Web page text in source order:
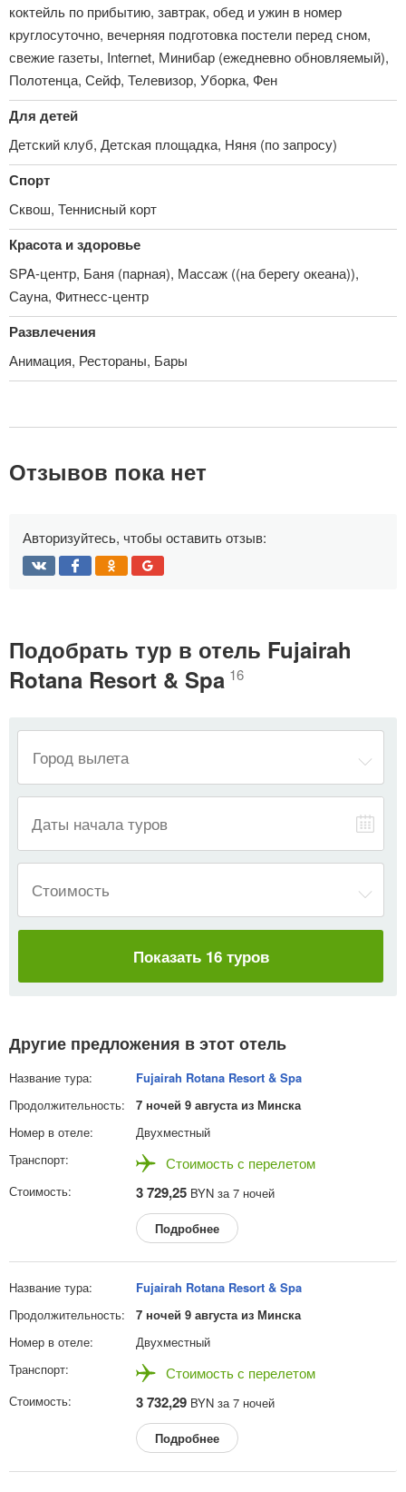
коктейль по прибытию, завтрак, обед и ужин в номер
круглосуточно, вечерняя подготовка постели перед сном,
свежие газеты, Internet, Минибар (ежедневно обновляемый),
Полотенца, Сейф, Телевизор, Уборка, Фен
Для детей
Детский клуб, Детская площадка, Няня (по запросу)
Спорт
Сквош, Теннисный корт
Красота и здоровье
SPA-центр, Баня (парная), Массаж ((на берегу океана)),
Сауна, Фитнесс-центр
Развлечения
Анимация, Рестораны, Бары
Отзывов пока нет
Авторизуйтесь, чтобы оставить отзыв:
Подобрать тур в отель Fujairah
Rotana Resort & Spa 16
Даты начала туров
Стоимость
Показать 16 туров
Другие предложения в этот отель
Fujairah Rotana Resort & Spa
7 ночей 9 августа из Минска
Двухместный
Стоимость с перелетом
3 729,25 BYN за 7 ночей
Подробнее
Fujairah Rotana Resort & Spa
7 ночей 9 августа из Минска
Двухместный
Стоимость с перелетом
3 732,29 BYN за 7 ночей
Подробнее